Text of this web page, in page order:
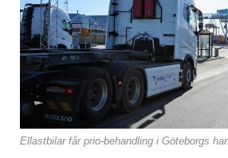
Ellastbilar får prio-behandling i Göteborgs